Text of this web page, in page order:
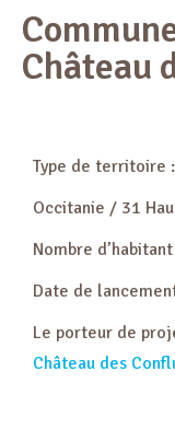
Château
Type de territoire
Occitanie / 31
Nombre
Date de
Le porteur de
Château des